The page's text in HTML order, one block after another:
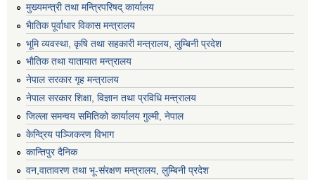
मुख्यमन्त्री तथा मन्त्रिपरिषद् कार्यालय
भैातिक पूर्वाधार विकास मन्त्रालय
भूमि व्यवस्था, कृषि तथा सहकारी मन्त्रालय, लु्म्बिनी प्रदेश
भाैतिक तथा यातायात मन्त्रालय
नेपाल सरकार गृह मन्त्रालय
नेपाल सरकार शिक्षा, विज्ञान तथा प्रविधि मन्त्रालय
जिल्ला समन्वय समितिको कार्यालय गुल्मी, नेपाल
केन्द्रिय पञ्जिकरण विभाग
कान्तिपुर दैनिक
वन,वातावरण तथा भू-संरक्षण मन्त्रालय, लुम्बिनी प्रदेश